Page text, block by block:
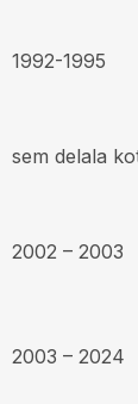
1992-1995
sem delala
2002 – 2003
2003 – 2024